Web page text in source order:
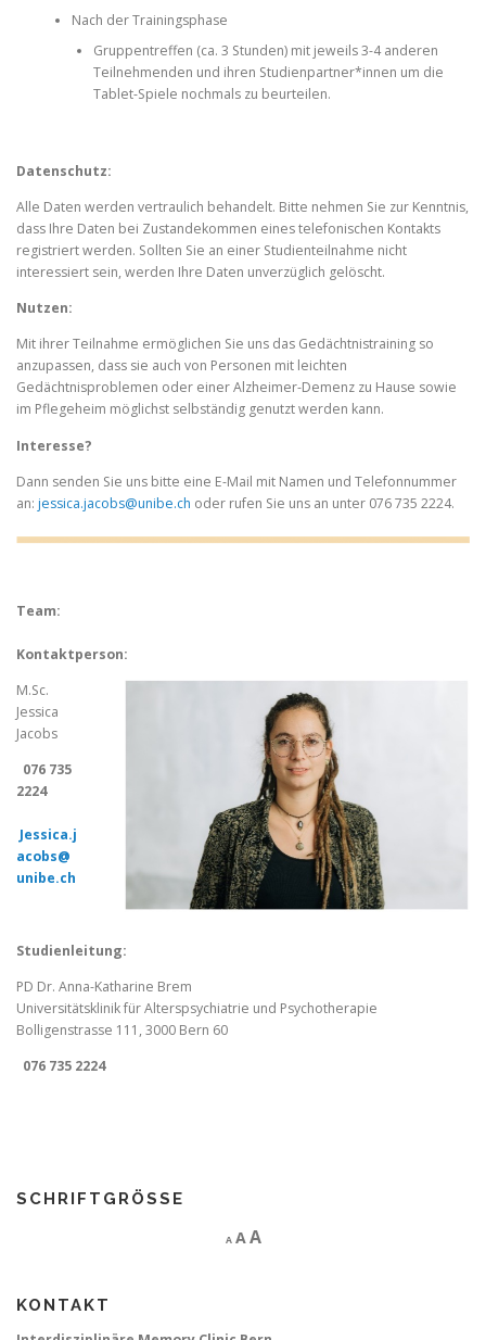
Nach der Trainingsphase
Gruppentreffen (ca. 3 Stunden) mit jeweils 3-4 anderen
Teilnehmenden und ihren Studienpartner*innen um die
Tablet-Spiele nochmals zu beurteilen.
Datenschutz:
Alle Daten werden vertraulich behandelt. Bitte nehmen Sie zur Kenntnis,
dass Ihre Daten bei Zustandekommen eines telefonischen Kontakts
registriert werden. Sollten Sie an einer Studienteilnahme nicht
interessiert sein, werden Ihre Daten unverzüglich gelöscht.
Nutzen:
Mit ihrer Teilnahme ermöglichen Sie uns das Gedächtnistraining so
anzupassen, dass sie auch von Personen mit leichten
Gedächtnisproblemen oder einer Alzheimer-Demenz zu Hause sowie
im Pflegeheim möglichst selbständig genutzt werden kann.
Interesse?
Dann senden Sie uns bitte eine E-Mail mit Namen und Telefonnummer
an: jessica.jacobs@unibe.ch oder rufen Sie uns an unter 076 735 2224.
Team:
Kontaktperson:
M.Sc.
Jessica
Jacobs
076 735
2224
Jessica.j
acobs@
unibe.ch
Studienleitung:
PD Dr. Anna-Katharine Brem
Universitätsklinik für Alterspsychiatrie und Psychotherapie
Bolligenstrasse 111, 3000 Bern 60
076 735 2224
SCHRIFTGRÖSSE
Ae
e
AR
t
AI
KONTAKT